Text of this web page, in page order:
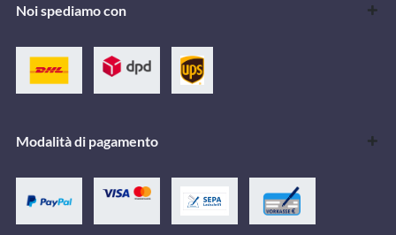
Noi spediamo con
Modalità di pagamento